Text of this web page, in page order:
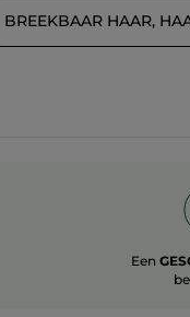
BREEKBAAR HAAR,
Een